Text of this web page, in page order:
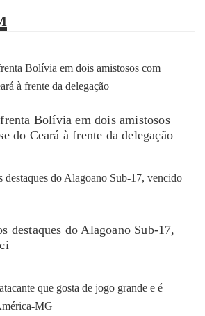
Bolívia em dois amistosos
do Ceará à frente da delegação
destaques do Alagoano Sub-17,